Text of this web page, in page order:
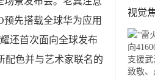
先搭载全球华为应用
还首次面向全球发布
配色并与艺术家联名的
视觉